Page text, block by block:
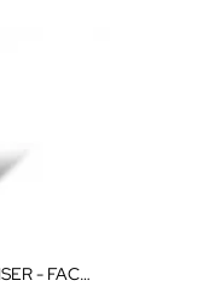
DETOXIFYING EXFOLIATING CLEANSER - FACE AND BODY